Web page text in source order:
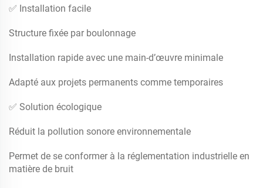
✅ Installation facile
Structure fixée par boulonnage
Installation rapide avec une main-d’œuvre minimale
Adapté aux projets permanents comme temporaires
✅ Solution écologique
Réduit la pollution sonore environnementale
Permet de se conformer à la réglementation industrielle en
matière de bruit